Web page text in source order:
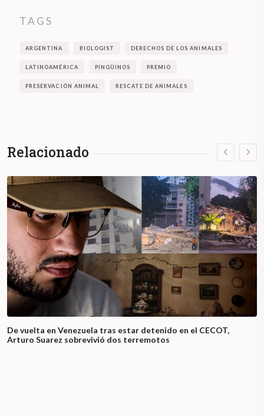
TAGS
ARGENTINA BIOLOGIST DERECHOS DE LOS ANIMALES
LATINOAMÉRICA PINGÜINOS PREMIO
PRESERVACIÓN ANIMAL RESCATE DE ANIMALES
Relacionado
De vuelta en Venezuela tras estar detenido en el CECOT,
Arturo Suarez sobrevivió dos terremotos